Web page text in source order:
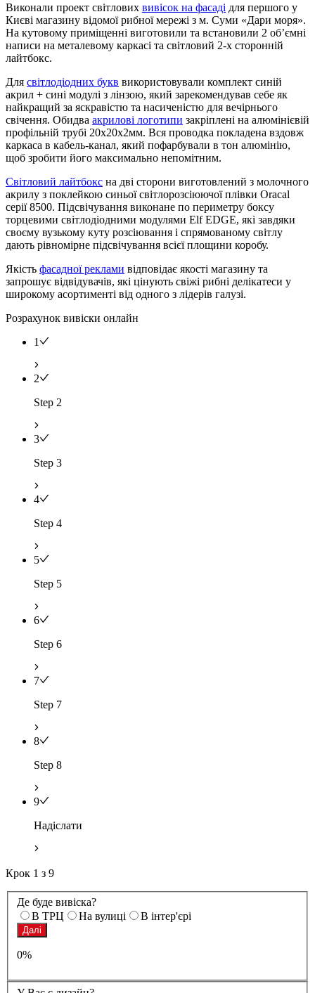
Виконали проект світлових вивісок на фасаді для першого у
Києві магазину відомої рибної мережі з м. Суми «Дари моря».
На кутовому приміщенні виготовили та встановили 2 об’ємні
написи на металевому каркасі та світловий 2-х сторонній
лайтбокс.
Для світлодіодних букв використовували комплект синій
акрил + сині модулі з лінзою, який зарекомендував себе як
найкращий за яскравістю та насиченістю для вечірнього
свічення. Обидва акрилові логотипи закріплені на алюмінієвій
профільній трубі 20х20х2мм. Вся проводка покладена вздовж
каркаса в кабель-канал, який пофарбували в тон алюмінію,
щоб зробити його максимально непомітним.
Світловий лайтбокс на дві сторони виготовлений з молочного
акрилу з поклейкою синьої світлорозсіюючої плівки Oracal
серії 8500. Підсвічування виконане по периметру боксу
торцевими світлодіодними модулями Elf ​​EDGE, які завдяки
своєму вузькому куту розсіювання і спрямованому світлу
дають рівномірне підсвічування всієї площини коробу.
Якість фасадної реклами відповідає якості магазину та
запрошує відвідувачів, які цінують свіжі рибні делікатеси у
широкому асортименті від одного з лідерів галузі.
Розрахунок вивіски онлайн
1
2
Step 2
3
Step 3
4
Step 4
5
Step 5
6
Step 6
7
Step 7
8
Step 8
9
Надіслати
Крок 1 з 9
Де буде вивіска?
В ТРЦ
На вулиці В інтер'єрі
Далі
0%